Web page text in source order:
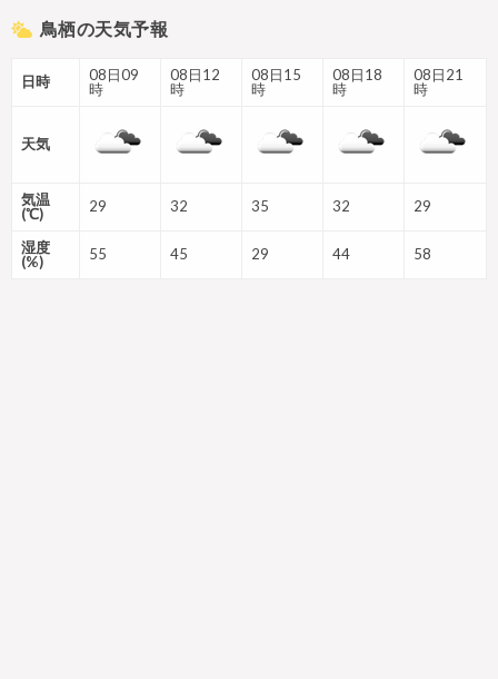
鳥栖の天気予報
日時
08日09
時
08日12
時
08日15
時
08日18
時
08日21
時
天気
気温
(℃)
29 32 35 32 29
湿度
(%)
55 45 29 44 58